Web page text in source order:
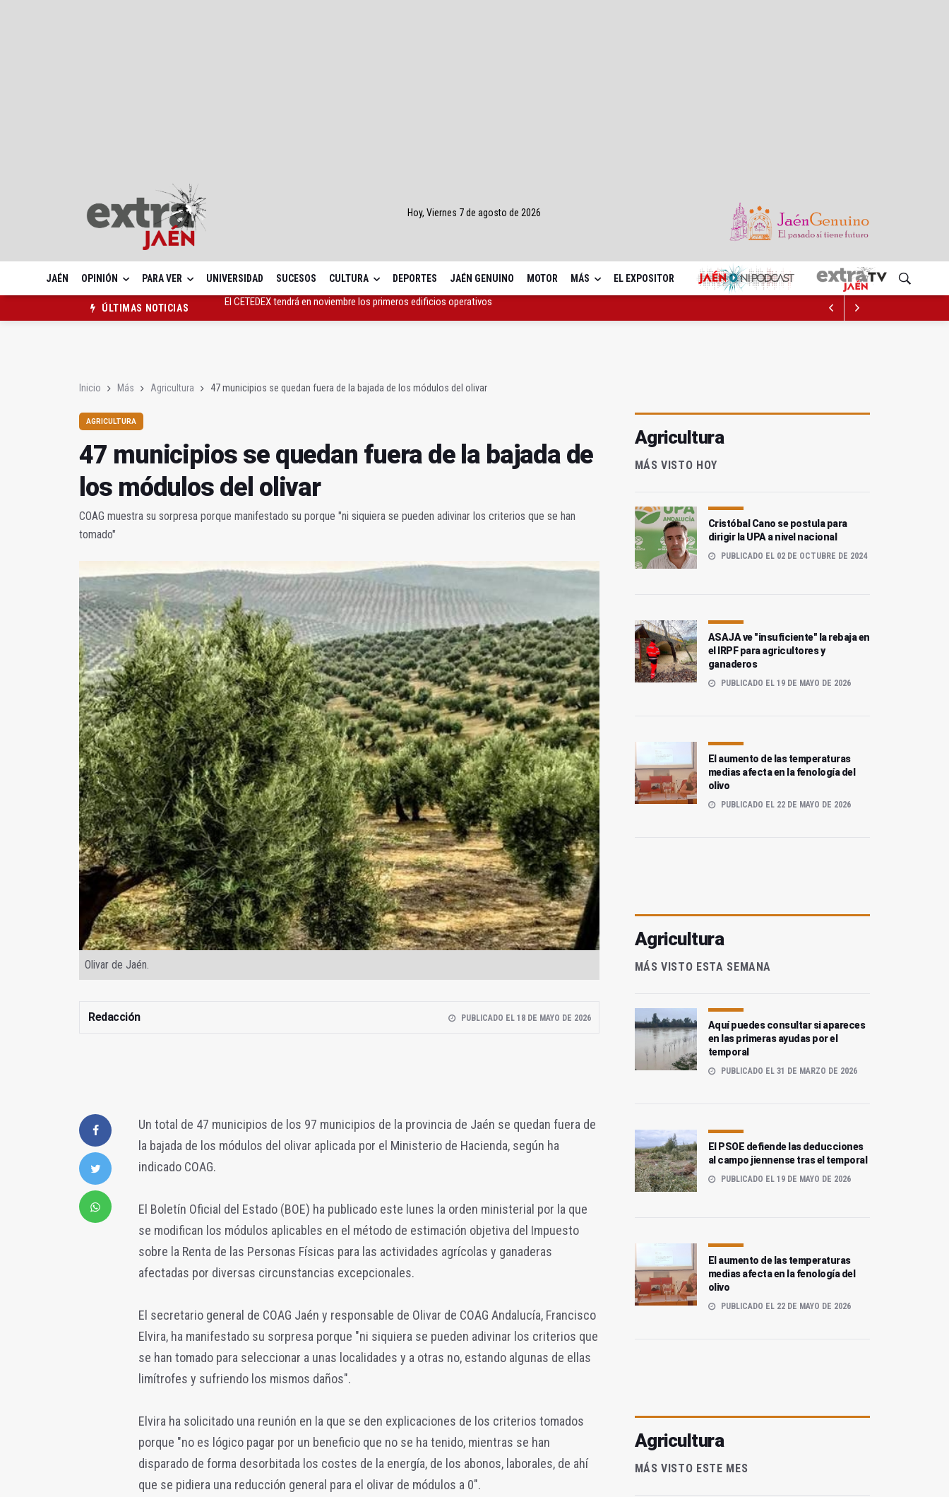
Hoy, Viernes 7 de agosto de 2026
JAÉN OPINIÓN PARA VER UNIVERSIDAD SUCESOS CULTURA DEPORTES JAÉN GENUINO MOTOR MÁS EL EXPOSITOR
ÚLTIMAS NOTICIAS
Jamilena acogerá el I Concurso Nacional de Trompa y Piano
Inicio Más Agricultura 47 municipios se quedan fuera de la bajada de los módulos del olivar
AGRICULTURA
47 municipios se quedan fuera de la bajada de
los módulos del olivar
COAG muestra su sorpresa porque manifestado su porque "ni siquiera se pueden adivinar los criterios que se han
tomado"
Olivar de Jaén.
Redacción PUBLICADO EL 18 DE MAYO DE 2026
Un total de 47 municipios de los 97 municipios de la provincia de Jaén se quedan fuera de
la bajada de los módulos del olivar aplicada por el Ministerio de Hacienda, según ha
indicado COAG.
El Boletín Oficial del Estado (BOE) ha publicado este lunes la orden ministerial por la que
se modifican los módulos aplicables en el método de estimación objetiva del Impuesto
sobre la Renta de las Personas Físicas para las actividades agrícolas y ganaderas
afectadas por diversas circunstancias excepcionales.
El secretario general de COAG Jaén y responsable de Olivar de COAG Andalucía, Francisco
Elvira, ha manifestado su sorpresa porque "ni siquiera se pueden adivinar los criterios que
se han tomado para seleccionar a unas localidades y a otras no, estando algunas de ellas
limítrofes y sufriendo los mismos daños".
Elvira ha solicitado una reunión en la que se den explicaciones de los criterios tomados
porque "no es lógico pagar por un beneficio que no se ha tenido, mientras se han
disparado de forma desorbitada los costes de la energía, de los abonos, laborales, de ahí
que se pidiera una reducción general para el olivar de módulos a 0".
Agricultura
MÁS VISTO HOY
Cristóbal Cano se postula para
dirigir la UPA a nivel nacional
PUBLICADO EL 02 DE OCTUBRE DE 2024
ASAJA ve "insuficiente" la rebaja en
el IRPF para agricultores y
ganaderos
PUBLICADO EL 19 DE MAYO DE 2026
El aumento de las temperaturas
medias afecta en la fenología del
olivo
PUBLICADO EL 22 DE MAYO DE 2026
Agricultura
MÁS VISTO ESTA SEMANA
Aquí puedes consultar si apareces
en las primeras ayudas por el
temporal
PUBLICADO EL 31 DE MARZO DE 2026
El PSOE defiende las deducciones
al campo jiennense tras el temporal
PUBLICADO EL 19 DE MAYO DE 2026
El aumento de las temperaturas
medias afecta en la fenología del
olivo
PUBLICADO EL 22 DE MAYO DE 2026
Agricultura
MÁS VISTO ESTE MES